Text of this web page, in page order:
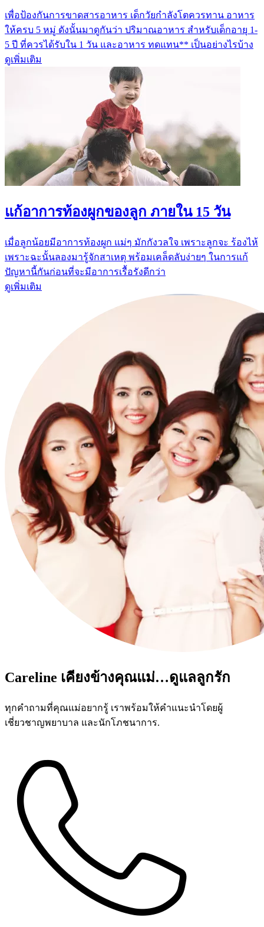
เพื่อป้องกันการขาดสารอาหาร เด็กวัยกำลังโตควรทาน อาหาร
ให้ครบ 5 หมู่ ดังนั้นมาดูกันว่า ปริมาณอาหาร สำหรับเด็กอายุ 1-
5 ปี ที่ควรได้รับใน 1 วัน และอาหาร ทดแทน** เป็นอย่างไรบ้าง
ดูเพิ่มเติม
แก้อาการท้องผูกของลูก ภายใน 15 วัน
เมื่อลูกน้อยมีอาการท้องผูก แม่ๆ มักกังวลใจ เพราะลูกจะ ร้องไห้
เพราะฉะนั้นลองมารู้จักสาเหตุ พร้อมเคล็ดลับง่ายๆ ในการแก้
ปัญหานี้กันก่อนที่จะมีอาการเรื้อรังดีกว่า
ดูเพิ่มเติม
Careline เคียงข้างคุณแม่…ดูแลลูกรัก
ทุกคำถามที่คุณแม่อยากรู้ เราพร้อมให้คำแนะนำโดยผู้
เชี่ยวชาญพยาบาล และนักโภชนาการ.